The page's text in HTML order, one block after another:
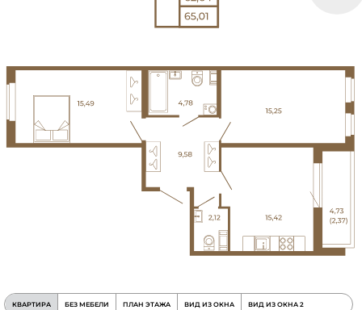
КВАРТИРА БЕЗ МЕБЕЛИ ПЛАН ЭТАЖА ВИД ИЗ ОКНА ВИД ИЗ ОКНА 2